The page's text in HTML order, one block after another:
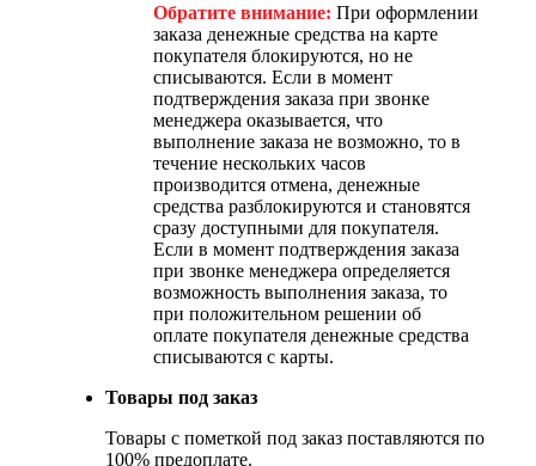
Обратите внимание: При оформлении
заказа денежные средства на карте
покупателя блокируются, но не
списываются. Если в момент
подтверждения заказа при звонке
менеджера оказывается, что
выполнение заказа не возможно, то в
течение нескольких часов
производится отмена, денежные
средства разблокируются и становятся
сразу доступными для покупателя.
Если в момент подтверждения заказа
при звонке менеджера определяется
возможность выполнения заказа, то
при положительном решении об
оплате покупателя денежные средства
списываются с карты.
Товары под заказ
Товары с пометкой под заказ поставляются по
100% предоплате.